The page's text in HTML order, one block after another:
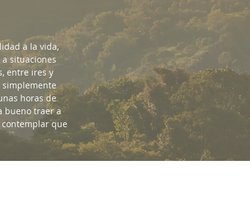
a la vida,
situaciones
entre ires y
simplemente
horas de
bueno traer a
que